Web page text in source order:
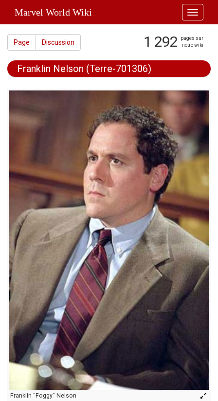
Toggle
Marvel World Wiki
Page Discussion 1 292
pages sur
notre wiki
Franklin Nelson (Terre-701306)
Franklin "Foggy" Nelson